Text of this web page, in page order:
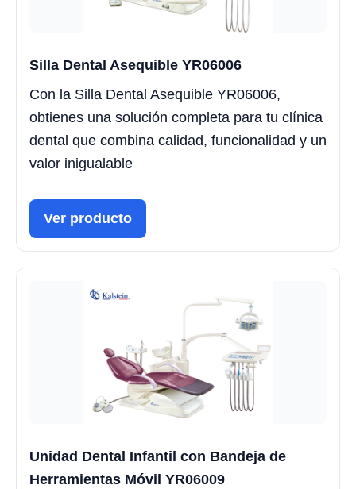
Silla Dental Asequible YR06006
Con la Silla Dental Asequible YR06006,
obtienes una solución completa para tu clínica
dental que combina calidad, funcionalidad y un
valor inigualable
Ver producto
Unidad Dental Infantil con Bandeja de
Herramientas Móvil YR06009